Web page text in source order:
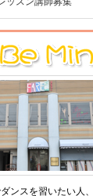
ンスを習いたい人、